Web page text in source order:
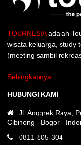
TOURNESIAadalah
wisata keluarga, study
(meeting sambil
Selengkapnya
HUBUNGI KAMI
Jl. Anggrek Raya,
Cibinong - Bogor -
0811-805-304